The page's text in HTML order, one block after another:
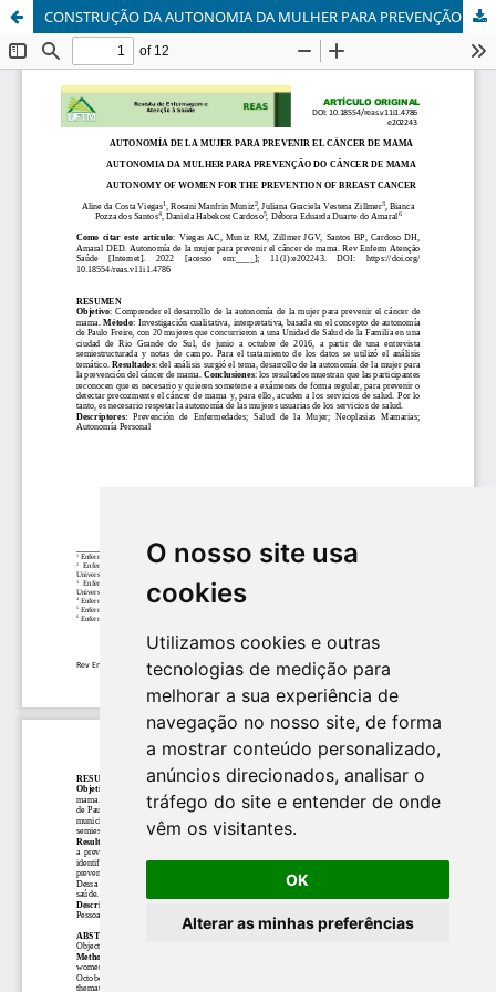
O nosso site usa
cookies
Utilizamos cookies e outras
tecnologias de medição para
melhorar a sua experiência de
navegação no nosso site, de forma
a mostrar conteúdo personalizado,
anúncios direcionados, analisar o
tráfego do site e entender de onde
vêm os visitantes.
OK
Alterar as minhas preferências
CONSTRUÇÃO DA AUTONOMIA DA MULHER PARA PREVENÇÃO DO CÂNCER DE MAMA